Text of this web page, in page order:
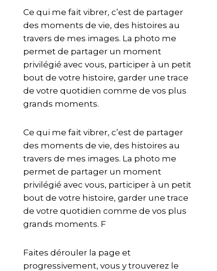
Ce qui me fait vibrer, c’est de partager
des moments de vie, des histoires au
travers de mes images. La photo me
permet de partager un moment
privilégié avec vous, participer à un petit
bout de votre histoire, garder une trace
de votre quotidien comme de vos plus
grands moments.
Ce qui me fait vibrer, c’est de partager
des moments de vie, des histoires au
travers de mes images. La photo me
permet de partager un moment
privilégié avec vous, participer à un petit
bout de votre histoire, garder une trace
de votre quotidien comme de vos plus
grands moments. F
Faites dérouler la page et
progressivement, vous y trouverez le